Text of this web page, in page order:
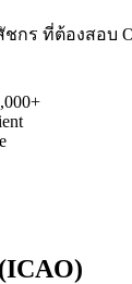
กร ที่ต้องสอบ